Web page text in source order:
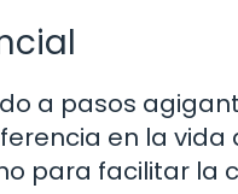
a pasos
en la
para facilitar la